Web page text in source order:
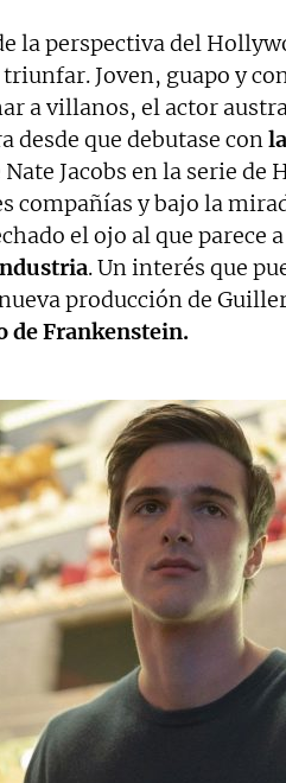
la perspectiva del
Joven, guapo y
a villanos, el actor
que debutase con
Nate Jacobs en la serie de
compañías y bajo la
el ojo al que parece
. Un interés que
producción de
de Frankenstein.